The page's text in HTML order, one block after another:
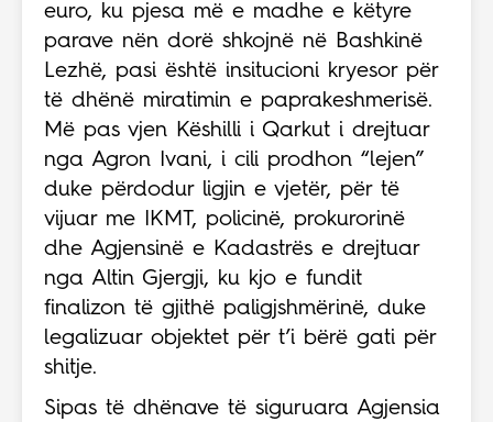
euro, ku pjesa më e madhe e këtyre
parave nën dorë shkojnë në Bashkinë
Lezhë, pasi është insitucioni kryesor për
të dhënë miratimin e paprakeshmerisë.
Më pas vjen Këshilli i Qarkut i drejtuar
nga Agron Ivani, i cili prodhon “lejen”
duke përdodur ligjin e vjetër, për të
vijuar me IKMT, policinë, prokurorinë
dhe Agjensinë e Kadastrës e drejtuar
nga Altin Gjergji, ku kjo e fundit
finalizon të gjithë paligjshmërinë, duke
legalizuar objektet për t’i bërë gati për
shitje.
Sipas të dhënave të siguruara Agjensia